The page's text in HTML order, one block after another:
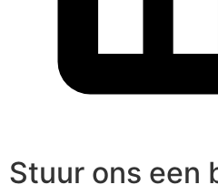
Stuur ons een